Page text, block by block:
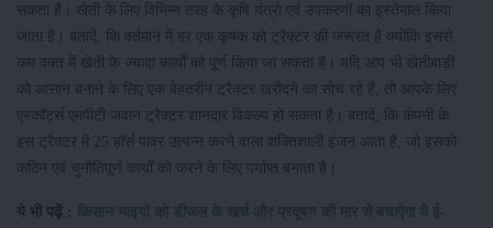
सकता है। खेती के लिए विभिन्न तरह के कृषि यंत्रो एवं उपकरणों का इस्तेमाल किया
जाता है। बतादें, कि वर्तमान में हर एक कृषक को ट्रैक्टर की जरूरत है क्योंकि इससे
कम वक्त में खेती के ज्यादा कार्यों को पूर्ण किया जा सकता है। यदि आप भी खेतीबाड़ी
को आसान बनाने के लिए एक बेहतरीन ट्रैक्टर खरीदने का सोच रहे हैं, तो आपके लिए
एस्कॉर्ट्स एमपीटी जवान ट्रैक्टर शानदार विकल्प हो सकता है। बतादें, कि कंपनी के
इस ट्रैक्टर में 25 हॉर्स पावर उत्पन्न करने वाला शक्तिशाली इंजन आता है, जो इसको
कठिन एवं चुनौतिपूर्ण कार्यों को करने के लिए पर्याप्त बनाता है।
ये भी पढ़ें : किसान भाइयों को डीजल के खर्च और प्रदूषण की मार से बचाऐगा ये ई-